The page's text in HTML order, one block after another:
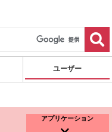
ユーザー
アプリケーション